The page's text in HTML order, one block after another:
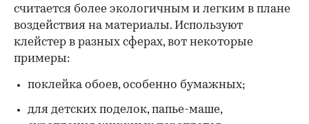
00:00 / 00:00
считается более экологичным и легким в плане
воздействия на материалы. Используют
клейстер в разных сферах, вот некоторые
примеры:
поклейка обоев, особенно бумажных;
для детских поделок, папье-маше,